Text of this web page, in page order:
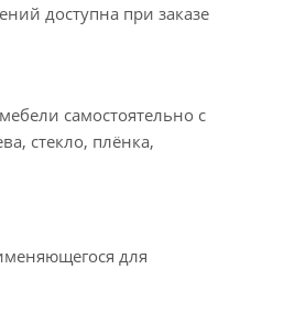
доступна при заказе
самостоятельно с
стекло, плёнка,
для